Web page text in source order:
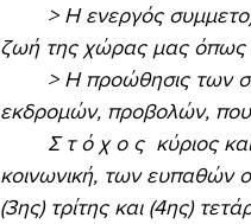
ζωή της χώρας μας
εκδρομών, προβολών, που
κοινωνική, των ευπαθών
(3ης) τρίτης και (4ης)